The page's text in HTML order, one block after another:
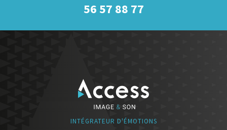
56 57 88 77
INTÉGRATEUR D'ÉMOTIONS